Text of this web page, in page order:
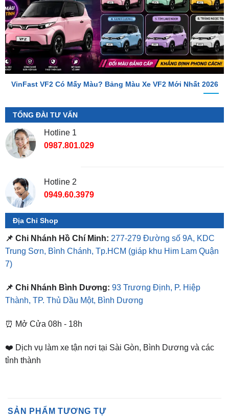
VinFast VF2 Có Mấy Màu? Bảng Màu Xe VF2 Mới Nhất 2026
TỔNG ĐÀI TƯ VẤN
Hotline 1
0987.801.029
Địa Chỉ Shop
📌 Chi Nhánh Hồ Chí Minh: 277-279 Đường số 9A, KDC
Trung Sơn, Bình Chánh, Tp.HCM
7)
📌 Chi Nhánh Bình Dương:
⏰ Mở Cửa 08h - 18h
❤️ Dịch vụ làm xe tận nơi tại Sài Gòn, Bình Dương và các
-11%